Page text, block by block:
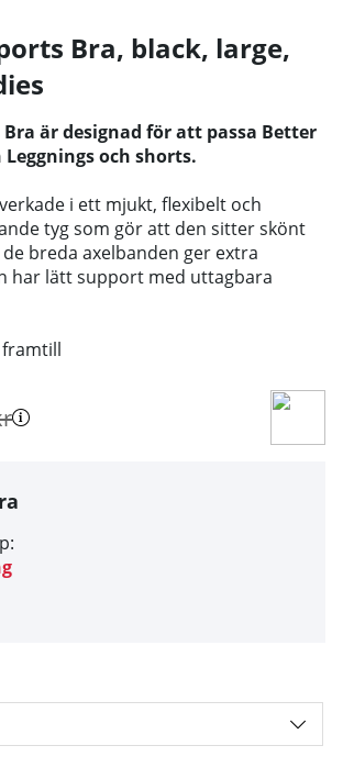
Bra, black, large,
Bra är designad för att passa Better
Leggnings och shorts.
i ett mjukt, flexibelt och
tyg som gör att den sitter skönt
breda axelbanden ger extra
har lätt support med uttagbara